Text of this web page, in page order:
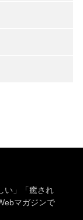
い」「癒され
マガジンで